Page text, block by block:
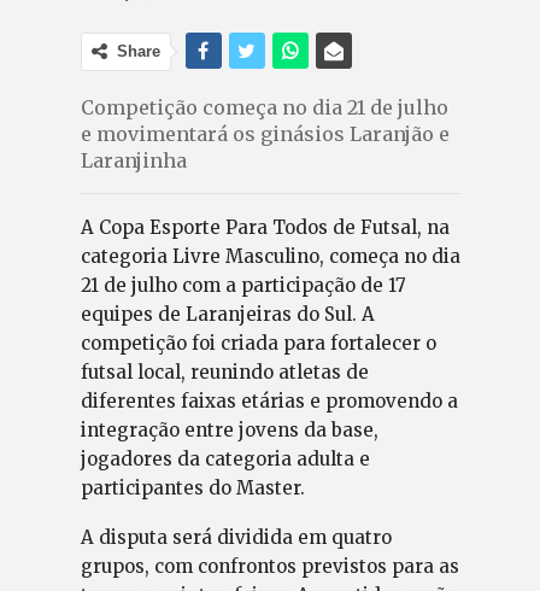
Share
Competição começa no dia 21 de julho
e movimentará os ginásios Laranjão e
Laranjinha
A Copa Esporte Para Todos de Futsal, na
categoria Livre Masculino, começa no dia
21 de julho com a participação de 17
equipes de Laranjeiras do Sul. A
competição foi criada para fortalecer o
futsal local, reunindo atletas de
diferentes faixas etárias e promovendo a
integração entre jovens da base,
jogadores da categoria adulta e
participantes do Master.
A disputa será dividida em quatro
grupos, com confrontos previstos para as